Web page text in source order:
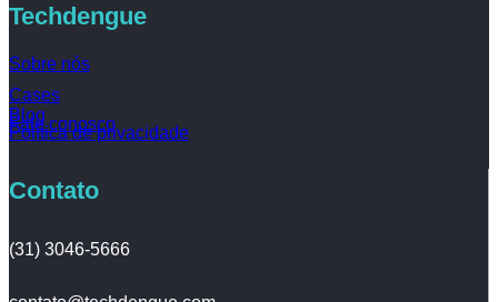
Techdengue
Sobre nós
Cases
Blog
Fale conosco
Política de privacidade
Contato
(31) 3046-5666